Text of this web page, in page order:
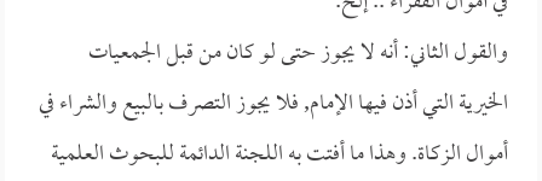
والقول الثاني: أنه لا يجوز حتى لو كان من قبل الجمعيات
الخيرية التي أذن فيها الإمام, فلا يجوز التصرف بالبيع والشراء في
أموال الزكاة. وهذا ما أفتت به اللجنة الدائمة للبحوث العلمية